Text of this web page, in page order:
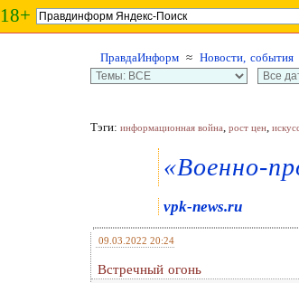
18+
ПравдаИнформ ≈ Новости, события
Тэги: информационная война, рост цен,
«Военно-
vpk-news.ru
09.03.2022 20:24
Встречный огонь